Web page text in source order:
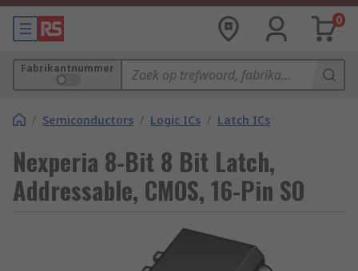
0
Fabrikantnummer
/ Semiconductors / Logic ICs / Latch ICs
Nexperia 8-Bit 8 Bit Latch,
Addressable, CMOS, 16-Pin SO